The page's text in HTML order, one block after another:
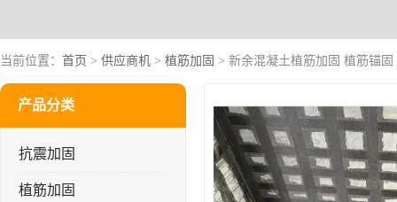
当前位置： 首页 > 供应商机 > 植筋加固 > 新余混凝土植筋加固 植筋锚固
产品分类
抗震加固
植筋加固